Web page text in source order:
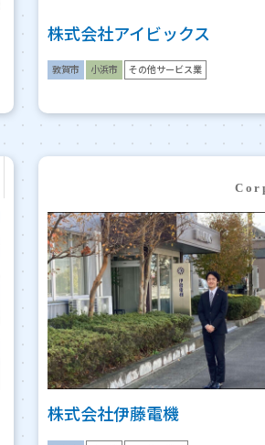
株式会社アイビックス
敦賀市 小浜市 その他サービス業
株式会社伊藤電機